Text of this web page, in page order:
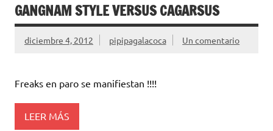
GANGNAM STYLE VERSUS CAGARSUS
diciembre 4, 2012 pipipagalacoca Un comentario
Freaks en paro se manifiestan !!!!
LEER MÁS